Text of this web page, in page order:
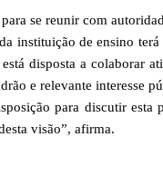
se reunir com
instituição de ensino
disposta a colaborar
e relevante interesse
para discutir esta
visão”, afirma.